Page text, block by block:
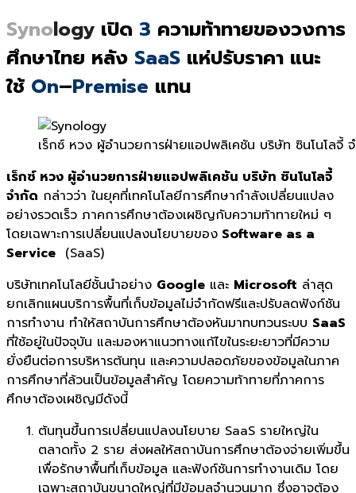
Synology เปิด 3 ความท้าทายของวงการ
ศึกษาไทย หลัง SaaS แห่ปรับราคา แนะ
ใช้ On–Premise แทน
เร็กซ์ หวง ผู้อำนวยการฝ่ายแอปพลิเคชัน บริษัท ซินโนโลจี้
เร็กซ์ หวง ผู้อำนวยการฝ่ายแอปพลิเคชัน บริษัท ซินโนโลจี้
จำกัด กล่าวว่า ในยุคที่เทคโนโลยีการศึกษากำลังเปลี่ยนแปลง
อย่างรวดเร็ว ภาคการศึกษาต้องเผชิญกับความท้าทายใหม่ ๆ
โดยเฉพาะการเปลี่ยนแปลงนโยบายของ Software as a
Service (SaaS)
บริษัทเทคโนโลยีชั้นนำอย่าง Google และ Microsoft ล่าสุด
ยกเลิกแผนบริการพื้นที่เก็บข้อมูลไม่จำกัดฟรีและปรับลดฟังก์ชัน
การทำงาน ทำให้สถาบันการศึกษาต้องหันมาทบทวนระบบ SaaS
ที่ใช้อยู่ในปัจจุบัน และมองหาแนวทางแก้ไขในระยะยาวที่มีความ
ยั่งยืนต่อการบริหารต้นทุน และความปลอดภัยของข้อมูลในภาค
การศึกษาที่ล้วนเป็นข้อมูลสำคัญ โดยความท้าทายที่ภาคการ
ศึกษาต้องเผชิญมีดังนี้
ต้นทุนขึ้นการเปลี่ยนแปลงนโยบาย SaaS รายใหญ่ใน
ตลาดทั้ง 2 ราย ส่งผลให้สถาบันการศึกษาต้องจ่ายเพิ่มขึ้น
เพื่อรักษาพื้นที่เก็บข้อมูล และฟังก์ชันการทำงานเดิม โดย
เฉพาะสถาบันขนาดใหญ่ที่มีข้อมูลจำนวนมาก ซึ่งอาจต้อง